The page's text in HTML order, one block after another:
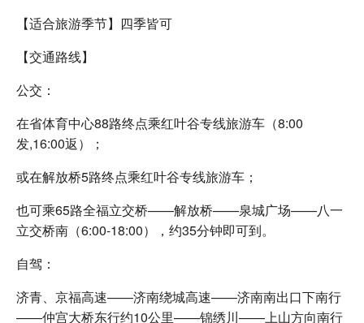
【适合旅游季节】四季皆可
【交通路线】
公交：
在省体育中心88路终点乘红叶谷专线旅游车（8:00
发,16:00返）；
或在解放桥5路终点乘红叶谷专线旅游车；
也可乘65路全福立交桥——解放桥——泉城广场——八一
立交桥南（6:00-18:00），约35分钟即可到。
自驾：
济青、京福高速——济南绕城高速——济南南出口下南行
——仲宫大桥东行约10公里——锦绣川——上山方向南行